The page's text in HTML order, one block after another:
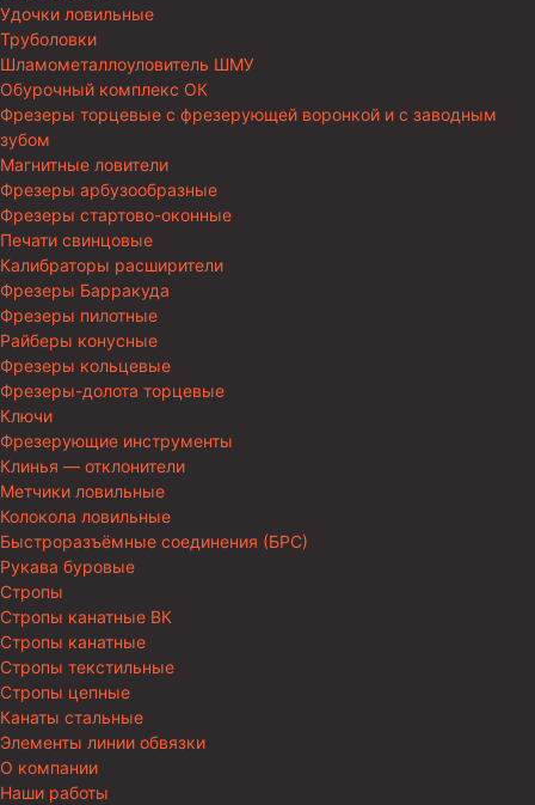
Удочки ловильные
Труболовки
Шламометаллоуловитель ШМУ
Обурочный комплекс ОК
Фрезеры торцевые с фрезерующей воронкой и с заводным
зубом
Магнитные ловители
Фрезеры арбузообразные
Фрезеры стартово-оконные
Печати свинцовые
Калибраторы расширители
Фрезеры Барракуда
Фрезеры пилотные
Райберы конусные
Фрезеры кольцевые
Фрезеры-долота торцевые
Ключи
Фрезерующие инструменты
Клинья — отклонители
Метчики ловильные
Колокола ловильные
Быстроразъёмные соединения (БРС)
Рукава буровые
Стропы
Стропы канатные ВК
Стропы канатные
Стропы текстильные
Стропы цепные
Канаты стальные
Элементы линии обвязки
О компании
Наши работы